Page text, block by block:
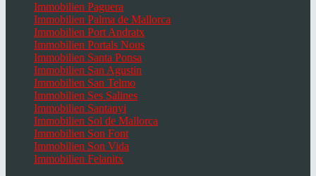
Immobilien Paguera
Immobilien Palma de Mallorca
Immobilien Port Andratx
Immobilien Portals Nous
Immobilien Santa Ponsa
Immobilien San Agustin
Immobilien San Telmo
Immobilien Ses Salines
Immobilien Santanyi
Immobilien Sol de Mallorca
Immobilien Son Font
Immobilien Son Vida
Immobilien Felanitx